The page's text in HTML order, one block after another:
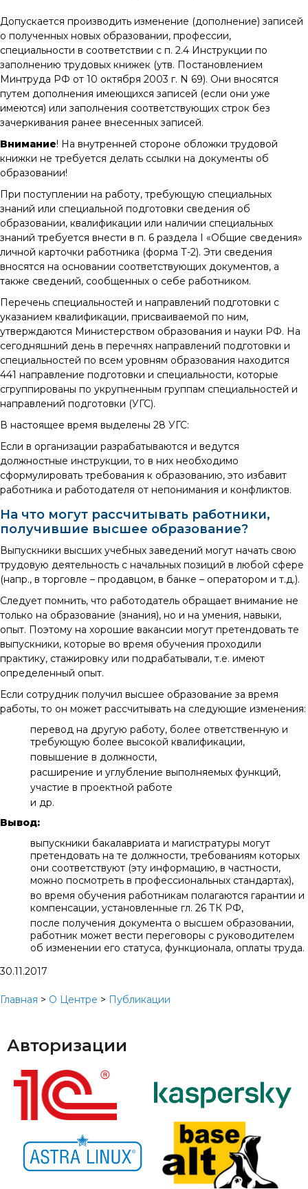
Допускается производить изменение (дополнение) записей
о полученных новых образовании, профессии,
специальности в соответствии с п. 2.4 Инструкции по
заполнению трудовых книжек (утв. Постановлением
Минтруда РФ от 10 октября 2003 г. N 69). Они вносятся
путем дополнения имеющихся записей (если они уже
имеются) или заполнения соответствующих строк без
зачеркивания ранее внесенных записей.
Внимание! На внутренней стороне обложки трудовой
книжки не требуется делать ссылки на документы об
образовании!
При поступлении на работу, требующую специальных
знаний или специальной подготовки сведения об
образовании, квалификации или наличии специальных
знаний требуется внести в п. 6 раздела I «Общие сведения»
личной карточки работника (форма Т-2). Эти сведения
вносятся на основании соответствующих документов, а
также сведений, сообщенных о себе работником.
Перечень специальностей и направлений подготовки с
указанием квалификации, присваиваемой по ним,
утверждаются Министерством образования и науки РФ. На
сегодняшний день в перечнях направлений подготовки и
специальностей по всем уровням образования находится
441 направление подготовки и специальности, которые
сгруппированы по укрупненным группам специальностей и
направлений подготовки (УГС).
В настоящее время выделены 28 УГС:
Если в организации разрабатываются и ведутся
должностные инструкции, то в них необходимо
сформулировать требования к образованию, это избавит
работника и работодателя от непонимания и конфликтов.
На что могут рассчитывать работники,
получившие высшее образование?
Выпускники высших учебных заведений могут начать свою
трудовую деятельность с начальных позиций в любой сфере
(напр., в торговле – продавцом, в банке – оператором и т.д.).
Следует помнить, что работодатель обращает внимание не
только на образование (знания), но и на умения, навыки,
опыт. Поэтому на хорошие вакансии могут претендовать те
выпускники, которые во время обучения проходили
практику, стажировку или подрабатывали, т.е. имеют
определенный опыт.
Если сотрудник получил высшее образование за время
работы, то он может рассчитывать на следующие изменения:
перевод на другую работу, более ответственную и
требующую более высокой квалификации,
повышение в должности,
расширение и углубление выполняемых функций,
участие в проектной работе
и др.
Вывод:
выпускники бакалавриата и магистратуры могут
претендовать на те должности, требованиям которых
они соответствуют (эту информацию, в частности,
можно посмотреть в профессиональных стандартах),
во время обучения работникам полагаются гарантии и
компенсации, установленные гл. 26 ТК РФ,
после получения документа о высшем образовании,
работник может вести переговоры с руководителем
об изменении его статуса, функционала, оплаты труда.
30.11.2017
Главная > О Центре > Публикации
Авторизации